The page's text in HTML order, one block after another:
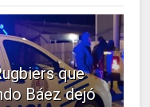
que
Báez dejó